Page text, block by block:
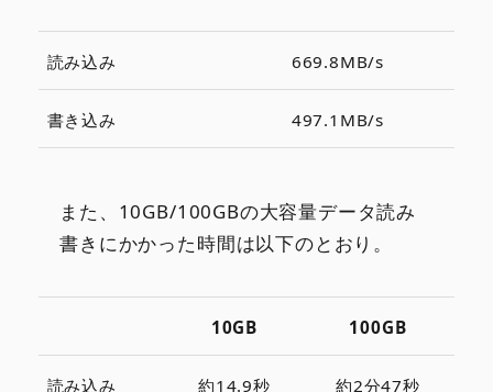
読み込み 669.8MB/s
書き込み 497.1MB/s
また、10GB/100GBの大容量データ読み
書きにかかった時間は以下のとおり。
10GB 100GB
読み込み 約14.9秒 約2分47秒